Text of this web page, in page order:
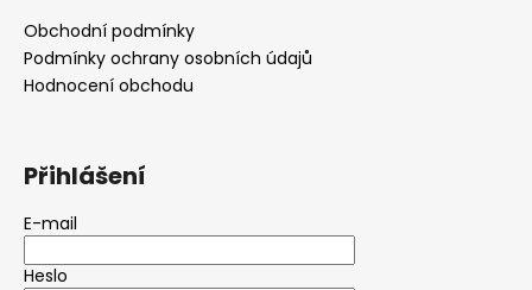
Obchodní podmínky
Podmínky ochrany osobních údajů
Hodnocení obchodu
Přihlášení
E-mail
Heslo